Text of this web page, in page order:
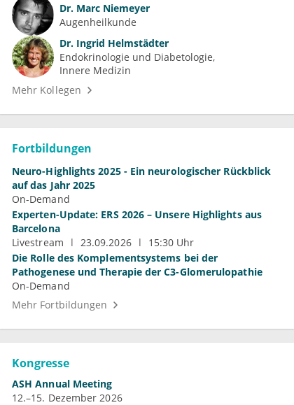
Dr. Marc Niemeyer
Augenheilkunde
Dr. Ingrid Helmstädter
Endokrinologie und Diabetologie
Innere Medizin
Mehr Kollegen
Fortbildungen
Neuro-Highlights 2025 - Ein neurologischer Rückblick
auf das Jahr 2025
On-Demand
Experten-Update: ERS 2026 – Unsere Highlights aus
Barcelona
Livestream
23.09.2026
15:30 Uhr
Die Rolle des Komplementsystems bei der
Pathogenese und Therapie der C3-Glomerulopathie
On-Demand
Mehr Fortbildungen
Kongresse
ASH Annual Meeting
12.–15. Dezember 2026